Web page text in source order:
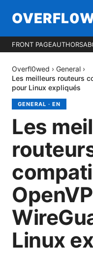
FRONT PAGEAUTHORS
Overfl0wed › General ›
Les meilleurs routeurs
pour Linux expliqués
GENERAL · EN
Les
Linux